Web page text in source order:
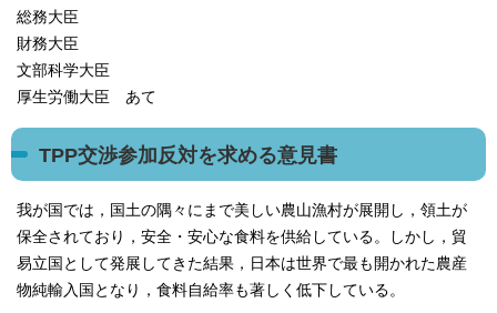
総務大臣
財務大臣
文部科学大臣
厚生労働大臣 あて
TPP交渉参加反対を求める意見書
我が国では，国土の隅々にまで美しい農山漁村が展開し，領土が
保全されており，安全・安心な食料を供給している。しかし，貿
易立国として発展してきた結果，日本は世界で最も開かれた農産
物純輸入国となり，食料自給率も著しく低下している。